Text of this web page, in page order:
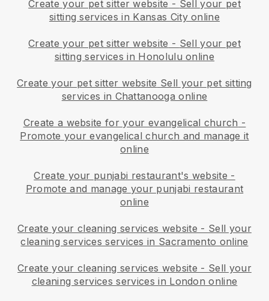
Create your pet sitter website - Sell your pet
sitting services in Kansas City online
Create your pet sitter website - Sell your pet
sitting services in Honolulu online
Create your pet sitter website Sell your pet sitting
services in Chattanooga online
Create a website for your evangelical church -
Promote your evangelical church and manage it
online
Create your punjabi restaurant's website -
Promote and manage your punjabi restaurant
online
Create your cleaning services website - Sell your
cleaning services services in Sacramento online
Create your cleaning services website - Sell your
cleaning services services in London online